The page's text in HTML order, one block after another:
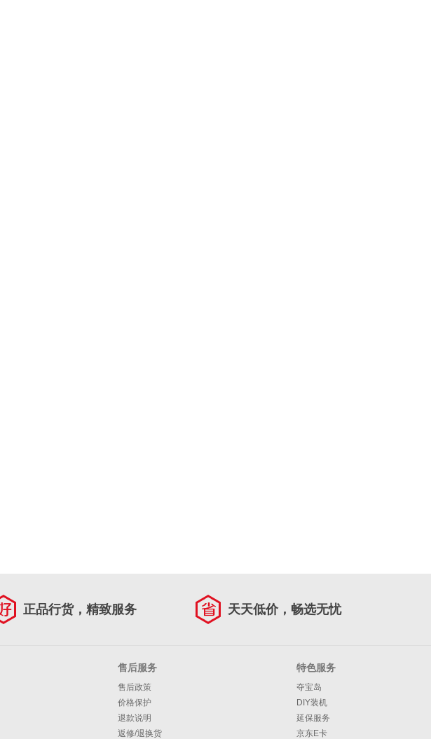
正品行货，精致服务 天天低价，畅选无忧
售后服务
售后政策
价格保护
退款说明
返修/退换货
特色服务
夺宝岛
DIY装机
延保服务
京东E卡